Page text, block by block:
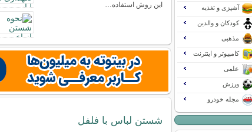
اين روش استفاده…
شستن لباس با فلفل
آشپزی و تغذیه
کودکان و والدین
مذهبی
کامپیوتر و اینترنت
علمی
ورزش
مجله خودرو